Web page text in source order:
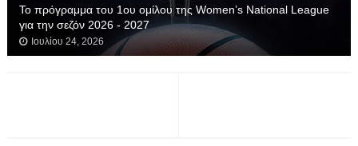
Το πρόγραμμα του 1ου ομίλου της Women’s National League
για την σεζόν 2026 - 2027
Ιουλίου 24, 2026